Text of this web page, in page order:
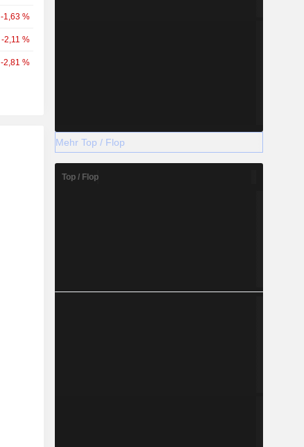
-1,63 %
-2,11 %
-2,81 %
Mehr Top / Flop
Top / Flop